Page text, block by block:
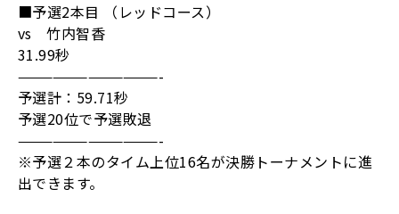
■予選2本目 （レッドコース）
vs 竹内智香
31.99秒
————————————-
予選計： 59.71秒
予選20位で予選敗退
————————————-
※予選２本のタイム上位16名が決勝トーナメントに進
出できます。